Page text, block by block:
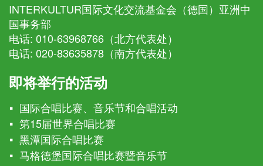
INTERKULTUR国际文化交流基金会（德国）亚洲中
国事务部
电话: 010-63968766（北方代表处）
电话: 020-83635878（南方代表处）
即将举行的活动
国际合唱比赛、音乐节和合唱活动
第15届世界合唱比赛
黑潭国际合唱比赛
马格德堡国际合唱比赛暨音乐节